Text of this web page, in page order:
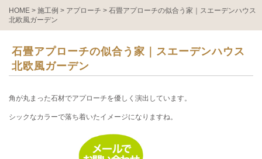
HOME > 施工例 > アプローチ > 石畳アプローチの似合う家｜スエーデンハウス
北欧風ガーデン
石畳アプローチの似合う家｜スエーデンハウス
北欧風ガーデン
角が丸まった石材でアプローチを優しく演出しています。
シックなカラーで落ち着いたイメージになりますね。